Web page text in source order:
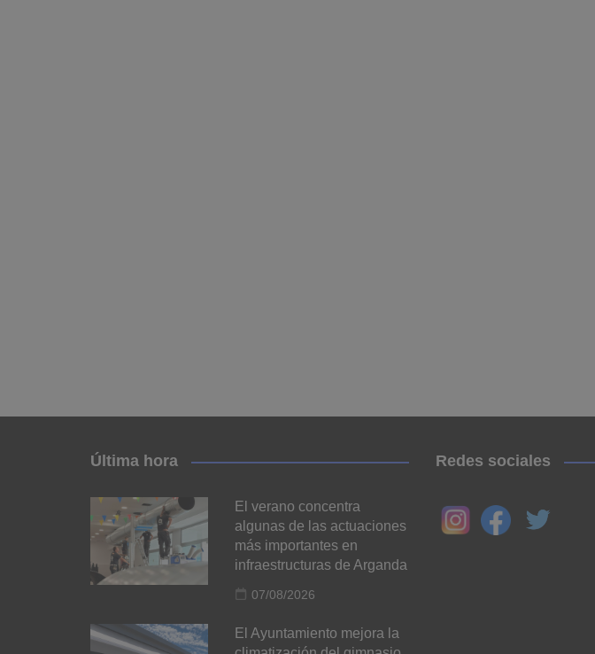
Última hora
El verano concentra
algunas de las actuaciones
más importantes en
infraestructuras de Arganda
07/08/2026
El Ayuntamiento mejora la
Redes sociales